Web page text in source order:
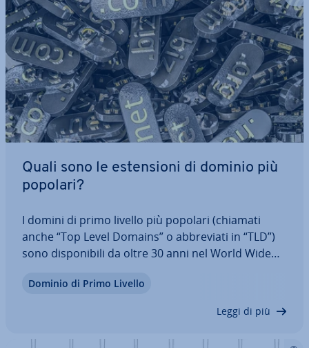
Quali sono le esten­sio­ni di dominio più
popolari?
I domini di primo livello più popolari (chiamati
anche “Top Level Domains” o ab­bre­via­ti in “TLD”)
sono di­spo­ni­bi­li da oltre 30 anni nel World Wide
men­te le esten­sio­ni di dominio nazionali rientrano
Dominio di Primo Livello
Leggi di più